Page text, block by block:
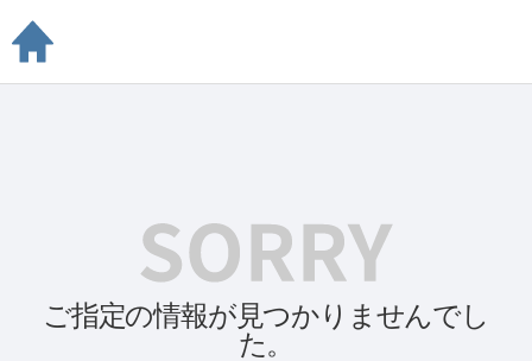
ご指定の情報が見つかりませんでし
た。